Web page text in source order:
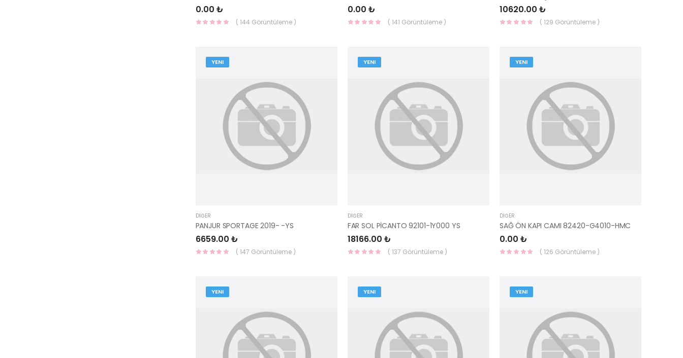
0.00 ₺
( 144 Görüntüleme )
0.00 ₺
( 141 Görüntüleme )
10620.00 ₺
( 129 Görüntüleme )
YENI
DIĞER
PANJUR SPORTAGE 2019- -YS
6659.00 ₺
( 147 Görüntüleme )
YENI
DIĞER
FAR SOL PİCANTO 92101-1Y000 YS
18166.00 ₺
( 137 Görüntüleme )
YENI
DIĞER
SAĞ ÖN KAPI CAMI 82420-G4010-HMC
0.00 ₺
( 126 Görüntüleme )
YENI YENI YENI